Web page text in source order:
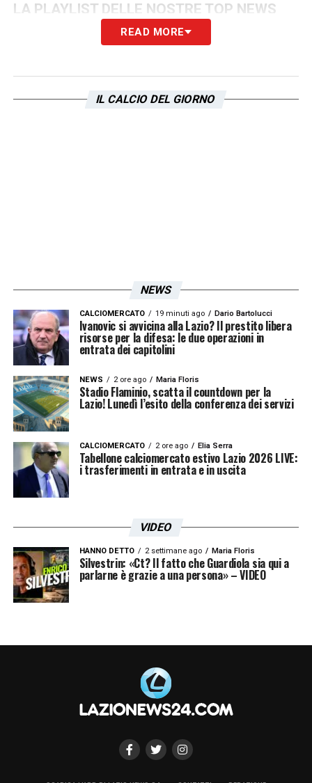
LA PLAYLIST DELLE NOSTRE TOP NEWS
READ MORE
IL CALCIO DEL GIORNO
NEWS
CALCIOMERCATO 19 minuti ago Dario Bartolucci
Ivanovic si avvicina alla Lazio? Il prestito libera
risorse per la difesa: le due operazioni in
entrata dei capitolini
NEWS 2 ore ago Maria Floris
Stadio Flaminio, scatta il countdown per la
Lazio! Lunedì l’esito della conferenza dei servizi
CALCIOMERCATO 2 ore ago Elia Serra
Tabellone calciomercato estivo Lazio 2026 LIVE:
i trasferimenti in entrata e in uscita
VIDEO
HANNO DETTO 2 settimane ago Maria Floris
Silvestrin: «Ct? Il fatto che Guardiola sia qui a
parlarne è grazie a una persona» – VIDEO